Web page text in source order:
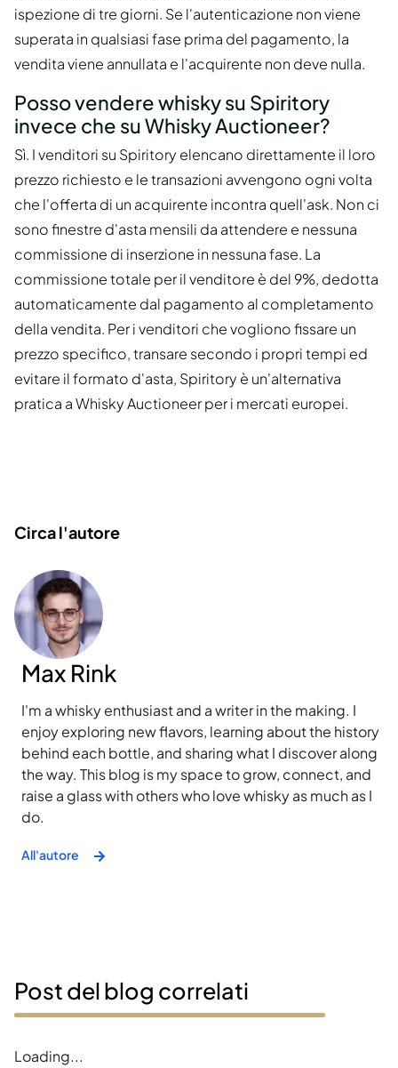
ispezione di tre giorni. Se l'autenticazione non viene
superata in qualsiasi fase prima del pagamento, la
vendita viene annullata e l'acquirente non deve nulla.
Posso vendere whisky su Spiritory
invece che su Whisky Auctioneer?
Sì. I venditori su Spiritory elencano direttamente il loro
prezzo richiesto e le transazioni avvengono ogni volta
che l'offerta di un acquirente incontra quell'ask. Non ci
sono finestre d'asta mensili da attendere e nessuna
commissione di inserzione in nessuna fase. La
commissione totale per il venditore è del 9%, dedotta
automaticamente dal pagamento al completamento
della vendita. Per i venditori che vogliono fissare un
prezzo specifico, transare secondo i propri tempi ed
evitare il formato d'asta, Spiritory è un'alternativa
pratica a Whisky Auctioneer per i mercati europei.
Circa l'autore
Max Rink
I'm a whisky enthusiast and a writer in the making. I
enjoy exploring new flavors, learning about the history
behind each bottle, and sharing what I discover along
the way. This blog is my space to grow, connect, and
raise a glass with others who love whisky as much as I
do.
All'autore
Post del blog correlati
Error loading magazines